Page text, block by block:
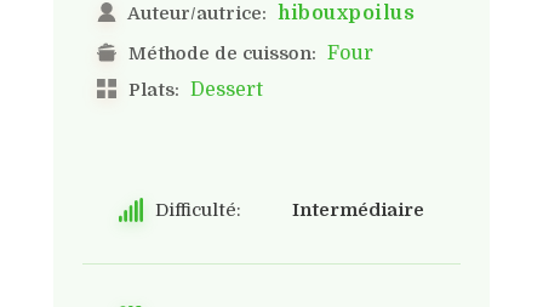
Auteur/autrice: hibouxpoilus
Méthode de cuisson: Four
Plats: Dessert
Difficulté: Intermédiaire